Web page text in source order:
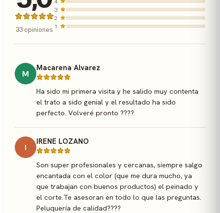
33 opiniones
3
2
1
M
Macarena Alvarez
Ha sido mi primera visita y he salido muy contenta
el trato a sido genial y el resultado ha sido
perfecto. Volveré pronto ????
I
IRENE LOZANO
Son super profesionales y cercanas, siempre salgo
encantada con el color (que me dura mucho, ya
que trabajan con buenos productos) el peinado y
el corte.Te asesoran en todo lo que las preguntas.
Peluquería de calidad????